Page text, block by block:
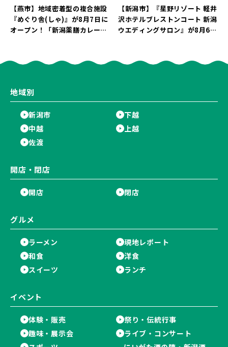
【燕市】地域密着型の複合施設
『めぐり舎(しゃ)』が8月7日に
オープン！「新潟薬膳カレー
う♪
【新潟市】『星野リゾート 軽井
沢ホテルブレストンコート 新潟
ウエディングサロン』が8月6日
地域別
新潟市
下越
中越
上越
佐渡
開店・閉店
開店 閉店
グルメ
ラーメン
現地レポート
和食
洋食
スイーツ
ランチ
イベント
体験・販売
祭り・伝統行事
趣味・展示会
ライブ・コンサート